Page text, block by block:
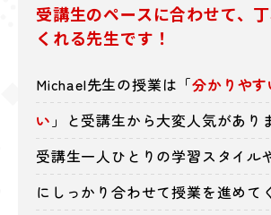
受講生のペースに合わせて、
くれる先生です！
Michael先生の授業は「分かりやす
い 」と受講生から大変人気があり
受講生一人ひとりの学習スタイル
にしっかり合わせて授業を進めて